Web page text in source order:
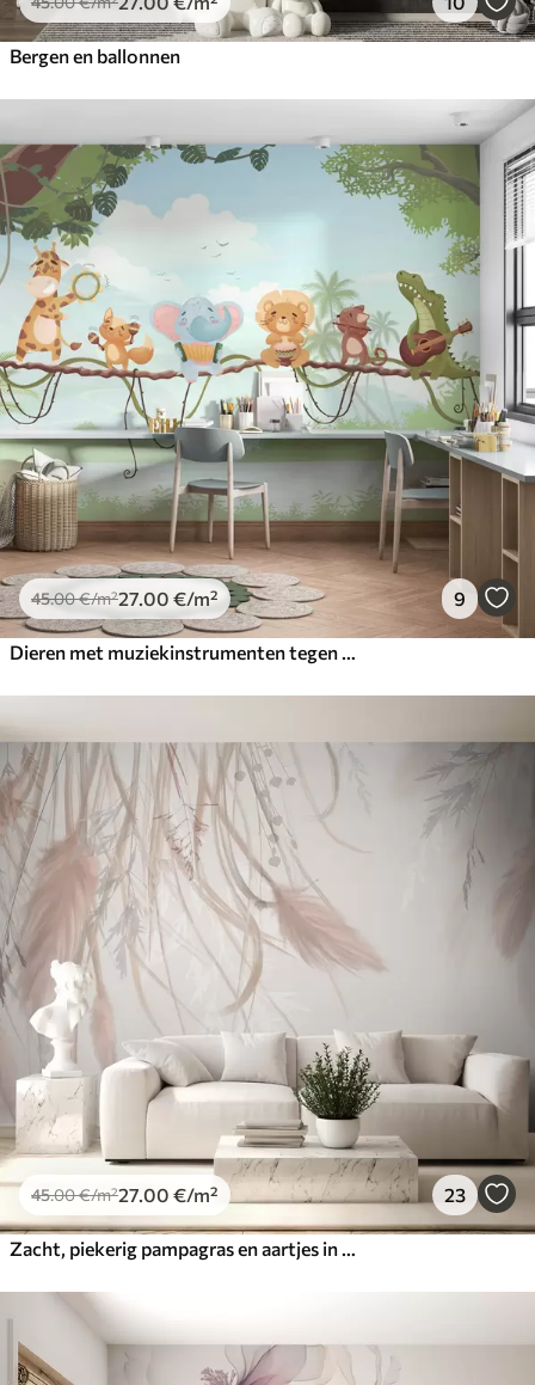
Bergen en ballonnen
45.00€/m²27 .00 €/m² 9
45.00€/m²27 .00 €/m² 23